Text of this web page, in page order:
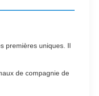
premières uniques. Il
de compagnie de